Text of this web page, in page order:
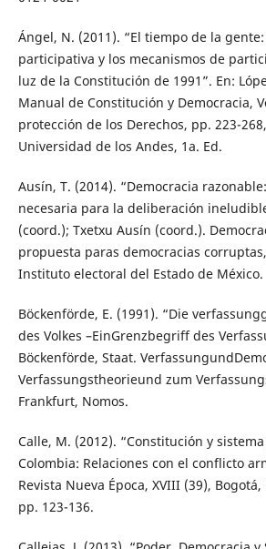
Ángel, N. (2011). “El tiempo de la
participativa y los mecanismos de
luz de la Constitución de 1991”. En:
Manual de Constitución y Democracia,
protección de los Derechos, pp. 223-
Universidad de los Andes, 1a. Ed.
Ausín, T. (2014). “Democracia
necesaria para la deliberación
(coord.); Txetxu Ausín (coord.).
propuesta paras democracias
Instituto electoral del Estado de México.
Böckenförde, E. (1991). “Die
des Volkes –EinGrenzbegriff des
Böckenförde, Staat.
Verfassungstheorieund zum
Frankfurt, Nomos.
Calle, M. (2012). “Constitución y
Colombia: Relaciones con el conflicto
Revista Nueva Época, XVIII (39),
pp. 123-136.